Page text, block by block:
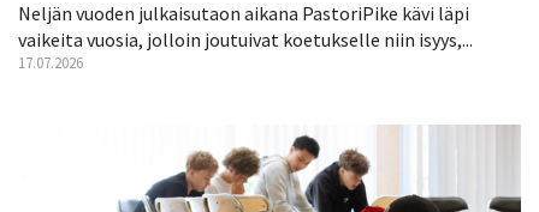
Neljän vuoden julkaisutaon aikana PastoriPike kävi läpi
vaikeita vuosia, jolloin joutuivat koetukselle niin isyys,...
17.07.2026